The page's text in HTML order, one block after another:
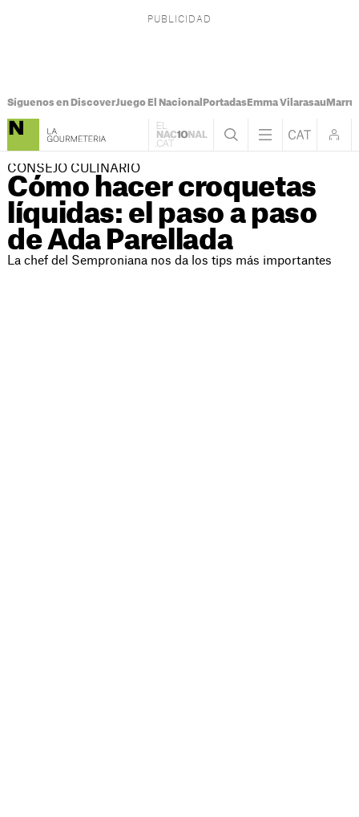
Síguenos en DiscoverJuego El Nacional PortadasEmma Vilarasau
CONSEJO CULINARIO
Cómo hacer croquetas
líquidas: el paso a paso
de Ada Parellada
La chef del Semproniana nos da los tips más importantes